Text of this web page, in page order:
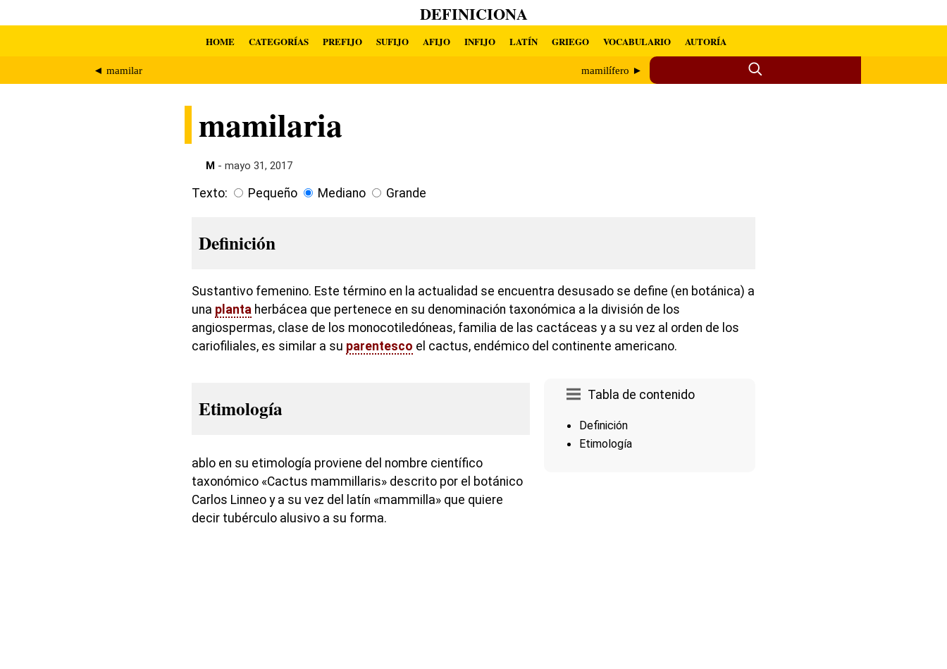
DEFINICIONA
HOME CATEGORÍAS PREFIJO SUFIJO AFIJO INFIJO LATÍN GRIEGO VOCABULARIO AUTORÍA
◄ mamilar mamilífero ►
mamilaria
M - mayo 31, 2017
Texto: Pequeño Mediano Grande
Definición
Sustantivo femenino. Este término en la actualidad se encuentra desusado se define (en botánica) a
una planta herbácea que pertenece en su denominación taxonómica a la división de los
angiospermas, clase de los monocotiledóneas, familia de las cactáceas y a su vez al orden de los
cariofiliales, es similar a su parentesco el cactus, endémico del continente americano.
Tabla de contenido
Definición
Etimología
Etimología
ablo en su etimología proviene del nombre científico
taxonómico «Cactus mammillaris» descrito por el botánico
Carlos Linneo y a su vez del latín «mammilla» que quiere
decir tubérculo alusivo a su forma.